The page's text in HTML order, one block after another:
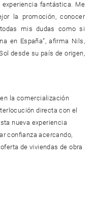
fantástica. Me
la promoción, conocer
mis dudas como si
en España”, afirma Nils,
desde su país de origen,
la comercialización
directa con el
nueva experiencia
confianza acercando,
de viviendas de obra